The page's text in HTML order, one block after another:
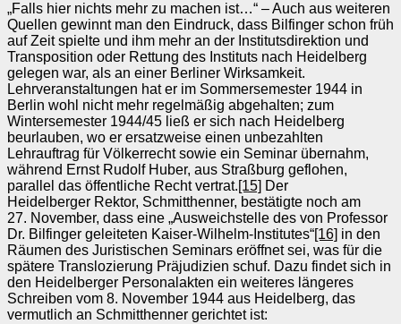
„Falls hier nichts mehr zu machen ist…“ – Auch aus weiteren
Quellen gewinnt man den Eindruck, dass Bilfinger schon früh
auf Zeit spielte und ihm mehr an der Institutsdirektion und
Transposition oder Rettung des Instituts nach Heidelberg
gelegen war, als an einer Berliner Wirksamkeit.
Lehrveranstaltungen hat er im Sommersemester 1944 in
Berlin wohl nicht mehr regelmäßig abgehalten; zum
Wintersemester 1944/45 ließ er sich nach Heidelberg
beurlauben, wo er ersatzweise einen unbezahlten
Lehrauftrag für Völkerrecht sowie ein Seminar übernahm,
während Ernst Rudolf Huber, aus Straßburg geflohen,
parallel das öffentliche Recht vertrat.[15] Der
Heidelberger Rektor, Schmitthenner, bestätigte noch am
27. November, dass eine „Ausweichstelle des von Professor
Dr. Bilfinger geleiteten Kaiser‑Wilhelm‑Institutes“[16] in den
Räumen des Juristischen Seminars eröffnet sei, was für die
spätere Translozierung Präjudizien schuf. Dazu findet sich in
den Heidelberger Personalakten ein weiteres längeres
Schreiben vom 8. November 1944 aus Heidelberg, das
vermutlich an Schmitthenner gerichtet ist: